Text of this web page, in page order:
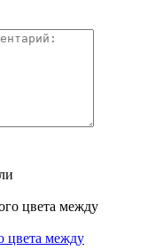
цвета между